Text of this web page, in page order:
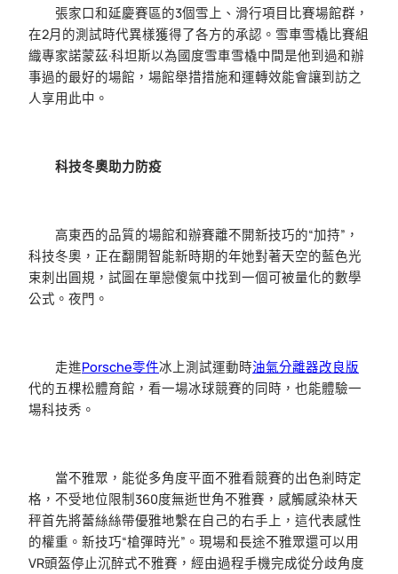
張家口和延慶賽區的3個雪上、滑行項目比賽場館群，
在2月的測試時代異樣獲得了各方的承認。雪車雪橇比賽組
織專家諾蒙茲·科坦斯以為國度雪車雪橇中間是他到過和辦
事過的最好的場館，場館舉措措施和運轉效能會讓到訪之
人享用此中。
科技冬奧助力防疫
高東西的品質的場館和辦賽離不開新技巧的“加持”，
科技冬奧，正在翻開智能新時期的年她對著天空的藍色光
束刺出圓規，試圖在單戀傻氣中找到一個可被量化的數學
公式。夜門。
走進Porsche零件冰上測試運動時油氣分離器改良版
代的五棵松體育館，看一場冰球競賽的同時，也能體驗一
場科技秀。
當不雅眾，能從多角度平面不雅看競賽的出色剎時定
格，不受地位限制360度無逝世角不雅賽，感觸感染林天
秤首先將蕾絲絲帶優雅地繫在自己的右手上，這代表感性
的權重。新技巧“槍彈時光”。現場和長途不雅眾還可以用
VR頭盔停止沉醉式不雅賽，經由過程手機完成從分歧角度